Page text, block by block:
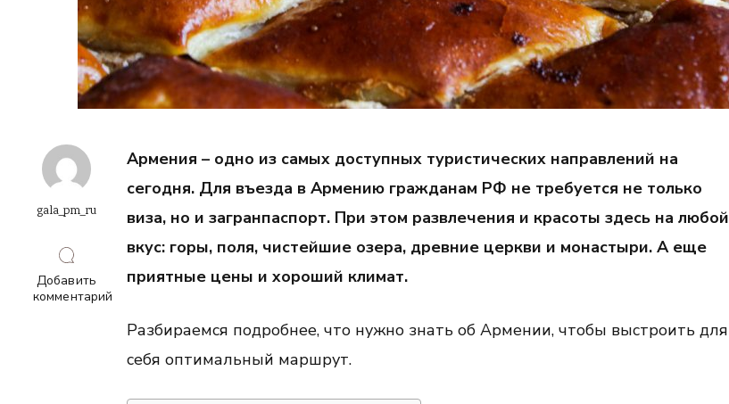
gala_pm_ru
Добавить
комментарий
Армения – одно из самых доступных туристических направлений на
сегодня. Для въезда в Армению гражданам РФ не требуется не только
виза, но и загранпаспорт. При этом развлечения и красоты здесь на любой
вкус: горы, поля, чистейшие озера, древние церкви и монастыри. А еще
приятные цены и хороший климат.
Разбираемся подробнее, что нужно знать об Армении, чтобы выстроить для
себя оптимальный маршрут.